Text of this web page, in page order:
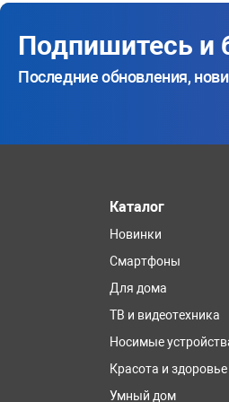
Подпишитесь и
Последние обновления,
Каталог
Новинки
Смартфоны
Для дома
ТВ и видеотехника
Носимые
Красота и здоровье
Умный дом